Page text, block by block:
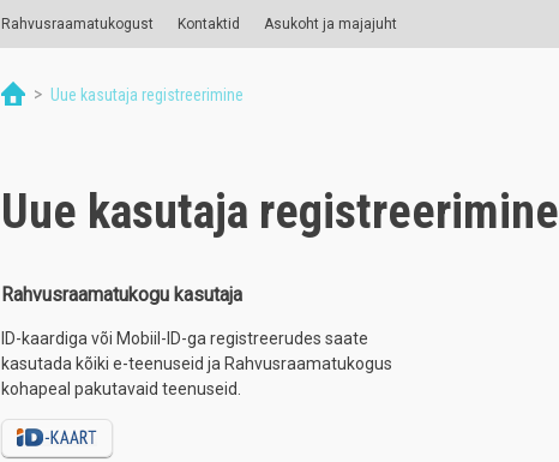
Rahvusraamatukogust Kontaktid Asukoht ja majajuht
> Uue kasutaja registreerimine
Uue kasutaja registreerimine
Rahvusraamatukogu kasutaja
ID-kaardiga või Mobiil-ID-ga registreerudes saate
kasutada kõiki e-teenuseid ja Rahvusraamatukogus
kohapeal pakutavaid teenuseid.